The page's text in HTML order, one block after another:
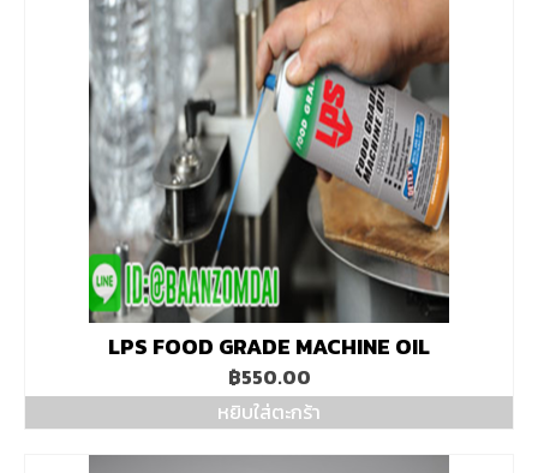
LPS FOOD GRADE MACHINE OIL
฿550.00
หยิบใส่ตะกร้า